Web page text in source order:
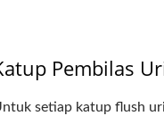
Pembilas
setiap katup flush